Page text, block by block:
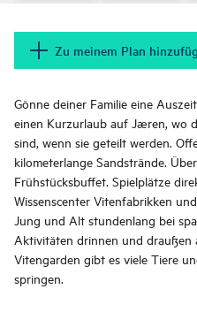
Zu meinem Plan
Gönne deiner Familie eine
einen Kurzurlaub auf Jæren, wo
sind, wenn sie geteilt werden.
kilometerlange Sandstrände.
Frühstücksbuffet. Spielplätze
Wissenscenter Vitenfabrikken
Jung und Alt stundenlang bei
Aktivitäten drinnen und draußen
Vitengarden gibt es viele Tiere
springen.